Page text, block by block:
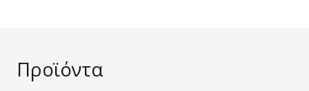
Προϊόντα